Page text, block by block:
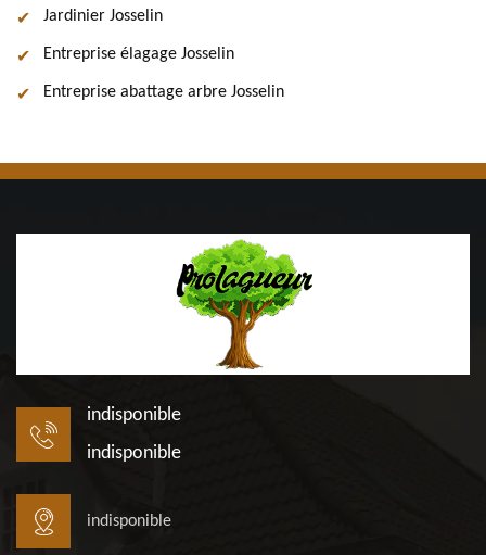
Jardinier Josselin
Entreprise élagage Josselin
Entreprise abattage arbre Josselin
indisponible
indisponible
indisponible